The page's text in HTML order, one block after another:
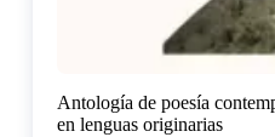
Antología de poesía
en lenguas originarias